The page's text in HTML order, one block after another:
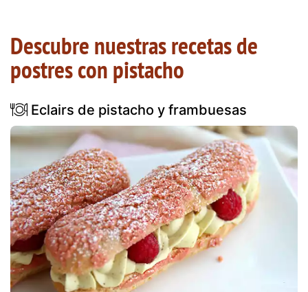
Descubre nuestras recetas de
postres con pistacho
Eclairs de pistacho y frambuesas